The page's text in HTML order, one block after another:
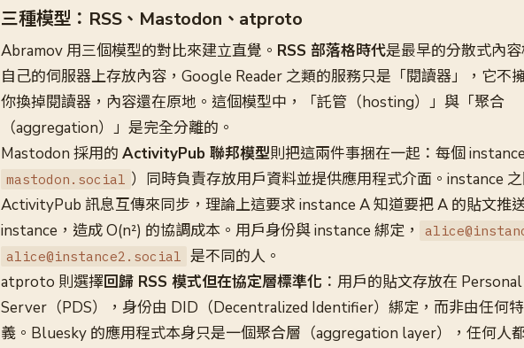
三種模型：RSS、Mastodon、atproto
Abramov 用三個模型的對比來建立直覺。 RSS 部落格時代是最早的分散式內
自己的伺服器上存放內容，Google Reader 之類的服務只是「閱讀器」，它不
你換掉閱讀器，內容還在原地。這個模型中，「託管（hosting）」與「聚合
（aggregation）」是完全分離的。
Mastodon 採用的 ActivityPub 聯邦模型則把這兩件事捆在一起：每個
mastodon.social ）同時負責存放用戶資料並提供應用程式介面。instance
ActivityPub 訊息互傳來同步，理論上這要求 instance A 知道要把 A 的貼文推
instance，造成 O(n²) 的協調成本。用戶身份與 instance 綁定，
alice@instance2.social 是不同的人。
atproto 則選擇回歸 RSS 模式但在協定層標準化 ：用戶的貼文存放在
Server（PDS），身份由 DID（Decentralized Identifier）綁定，而非由任何
義。Bluesky 的應用程式本身只是一個聚合層（aggregation layer），任何人